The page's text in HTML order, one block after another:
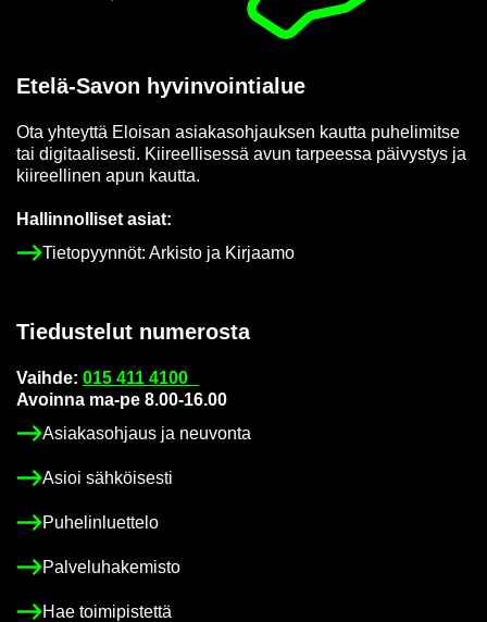
Etelä-​Savon hy­vin­voin­tia­lue
Ota yh­teyt­tä Eloi­san asia­kas­oh­jauk­sen kaut­ta pu­he­li­mit­se
tai di­gi­taa­li­ses­ti. Kii­reel­li­ses­sä avun tar­pees­sa päi­vys­tys ja
kii­reel­li­nen apun kaut­ta.
Hal­lin­nol­li­set asiat:
Tie­to­pyyn­nöt: Ar­kis­to ja Kir­jaa­mo
Tie­dus­te­lut nu­me­ros­ta
Vaih­de: 015 411 4100
Avoin­na ma-pe 8.00-16.00
Asia­kas­oh­jaus ja neu­von­ta
Asioi säh­köi­ses­ti
Pu­he­lin­luet­te­lo
Pal­ve­lu­ha­ke­mis­to
Hae toi­mi­pis­tet­tä